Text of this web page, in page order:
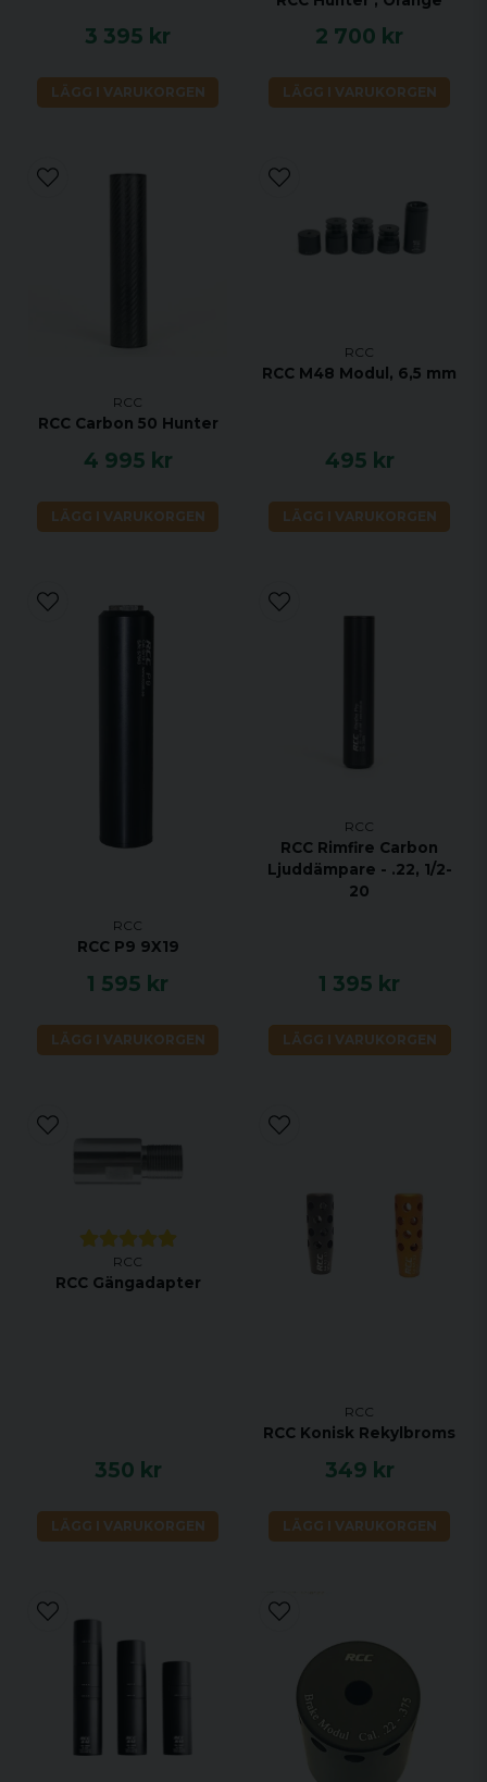
3 395 kr
LÄGG I VARUKORGEN
2 700 kr
LÄGG I VARUKORGEN
RCC
RCC Carbon 50 Hunter
4 995 kr
LÄGG I VARUKORGEN
RCC
RCC M48 Modul, 6,5 mm
495 kr
LÄGG I VARUKORGEN
RCC
RCC P9 9X19
1 595 kr
LÄGG I VARUKORGEN
RCC
RCC Rimfire Carbon
Ljuddämpare - .22, 1/2-
20
1 395 kr
LÄGG I VARUKORGEN
RCC
RCC Gängadapter
350 kr
LÄGG I VARUKORGEN
RCC
RCC Konisk Rekylbroms
349 kr
LÄGG I VARUKORGEN